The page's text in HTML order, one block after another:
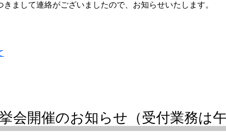
まして連絡がございましたので、お知らせいたします。
開催のお知らせ（受付業務は午